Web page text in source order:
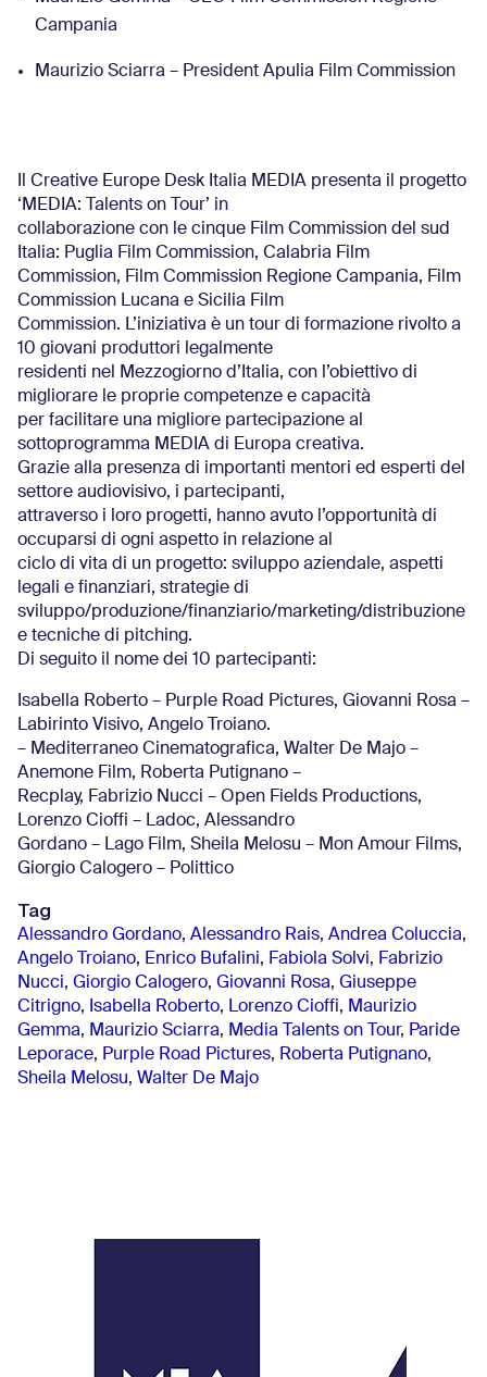
Campania
Maurizio Sciarra – President Apulia Film Commission
Il Creative Europe Desk Italia MEDIA presenta il progetto
‘MEDIA: Talents on Tour’ in
collaborazione con le cinque Film Commission del sud
Italia: Puglia Film Commission, Calabria Film
Commission, Film Commission Regione Campania, Film
Commission Lucana e Sicilia Film
Commission. L’iniziativa è un tour di formazione rivolto a
10 giovani produttori legalmente
residenti nel Mezzogiorno d’Italia, con l’obiettivo di
migliorare le proprie competenze e capacità
per facilitare una migliore partecipazione al
sottoprogramma MEDIA di Europa creativa.
Grazie alla presenza di importanti mentori ed esperti del
settore audiovisivo, i partecipanti,
attraverso i loro progetti, hanno avuto l’opportunità di
occuparsi di ogni aspetto in relazione al
ciclo di vita di un progetto: sviluppo aziendale, aspetti
legali e finanziari, strategie di
sviluppo/produzione/finanziario/marketing/distribuzione
e tecniche di pitching.
Di seguito il nome dei 10 partecipanti:
Isabella Roberto – Purple Road Pictures, Giovanni Rosa –
Labirinto Visivo, Angelo Troiano.
– Mediterraneo Cinematografica, Walter De Majo –
Anemone Film, Roberta Putignano –
Recplay, Fabrizio Nucci – Open Fields Productions,
Lorenzo Cioffi – Ladoc, Alessandro
Gordano – Lago Film, Sheila Melosu – Mon Amour Films,
Giorgio Calogero – Polittico
Tag
Alessandro Gordano, Alessandro Rais, Andrea Coluccia,
Angelo Troiano, Enrico Bufalini, Fabiola Solvi, Fabrizio
Nucci, Giorgio Calogero, Giovanni Rosa, Giuseppe
Citrigno, Isabella Roberto, Lorenzo Cioffi, Maurizio
Gemma, Maurizio Sciarra, Media Talents on Tour, Paride
Leporace, Purple Road Pictures, Roberta Putignano,
Sheila Melosu, Walter De Majo